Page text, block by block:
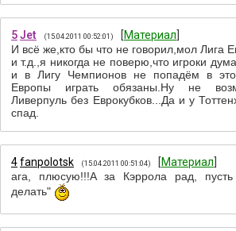
5Jet (15.04.2011 00:52:01) [Материал
И всё же,кто бы что не говорил,мол Лига
и т.д.,я никогда не поверю,что игроки
и в Лигу Чемпионов не попадём в
Европы играть обязаны.Ну не
Ливерпуль без Еврокубков...Да и у
спад.
4fanpolotsk (15.04.2011 00:51:04) [Материал
ага, плюсую!!!А за Кэррола рад,
делать"